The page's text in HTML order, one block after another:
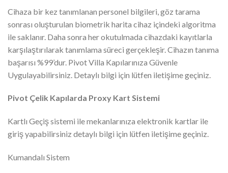
Cihaza bir kez tanımlanan personel bilgileri, göz tarama
sonrası oluşturulan biometrik harita cihaz içindeki algoritma
ile saklanır. Daha sonra her okutulmada cihazdaki kayıtlarla
karşılaştırılarak tanımlama süreci gerçekleşir. Cihazın tanıma
başarısı %99’dur. Pivot Villa Kapılarınıza Güvenle
Uygulayabilirsiniz. Detaylı bilgi için lütfen iletişime geçiniz.
Pivot Çelik Kapılarda Proxy Kart Sistemi
Kartlı Geçiş sistemi ile mekanlarınıza elektronik kartlar ile
giriş yapabilirsiniz detaylı bilgi için lütfen iletişime geçiniz.
Kumandalı Sistem